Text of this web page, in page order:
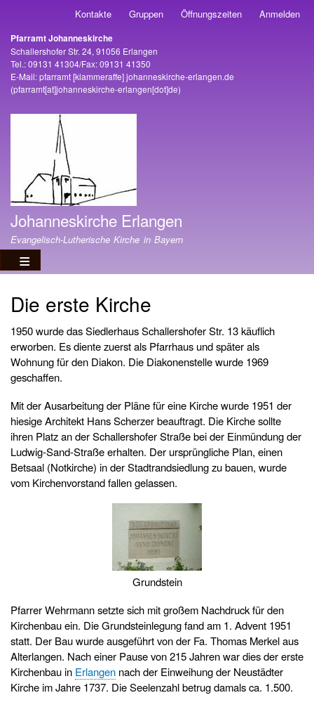
Kontakte Gruppen Öffnungszeiten Anmelden
Adresse
Pfarramt Johanneskirche
Schallershofer Str. 24, 91056 Erlangen
Tel.: 09131 41304/Fax: 09131 41350
E-Mail:pfarramt[klammeraffe]johanneskirche-erlangen.de
(pfarramt[at]johanneskirche-erlangen[dot]de)
Johanneskirche Erlangen
Evangelisch-Lutherische Kirche in Bayern
Die erste Kirche
1950 wurde das Siedlerhaus Schallershofer Str. 13 käuflich
erworben. Es diente zuerst als Pfarrhaus und später als
Wohnung für den Diakon. Die Diakonenstelle wurde 1969
geschaffen.
Mit der Ausarbeitung der Pläne für eine Kirche wurde 1951 der
hiesige Architekt Hans Scherzer beauftragt. Die Kirche sollte
ihren Platz an der Schallershofer Straße bei der Einmündung der
Ludwig-Sand-Straße erhalten. Der ursprüngliche Plan, einen
Betsaal (Notkirche) in der Stadtrandsiedlung zu bauen, wurde
vom Kirchenvorstand fallen gelassen.
Grundstein
Pfarrer Wehrmann setzte sich mit großem Nachdruck für den
Kirchenbau ein. Die Grundsteinlegung fand am 1. Advent 1951
statt. Der Bau wurde ausgeführt von der Fa. Thomas Merkel aus
Alterlangen. Nach einer Pause von 215 Jahren war dies der erste
Kirchenbau in Erlangen nach der Einweihung der Neustädter
Kirche im Jahre 1737. Die Seelenzahl betrug damals ca. 1.500.